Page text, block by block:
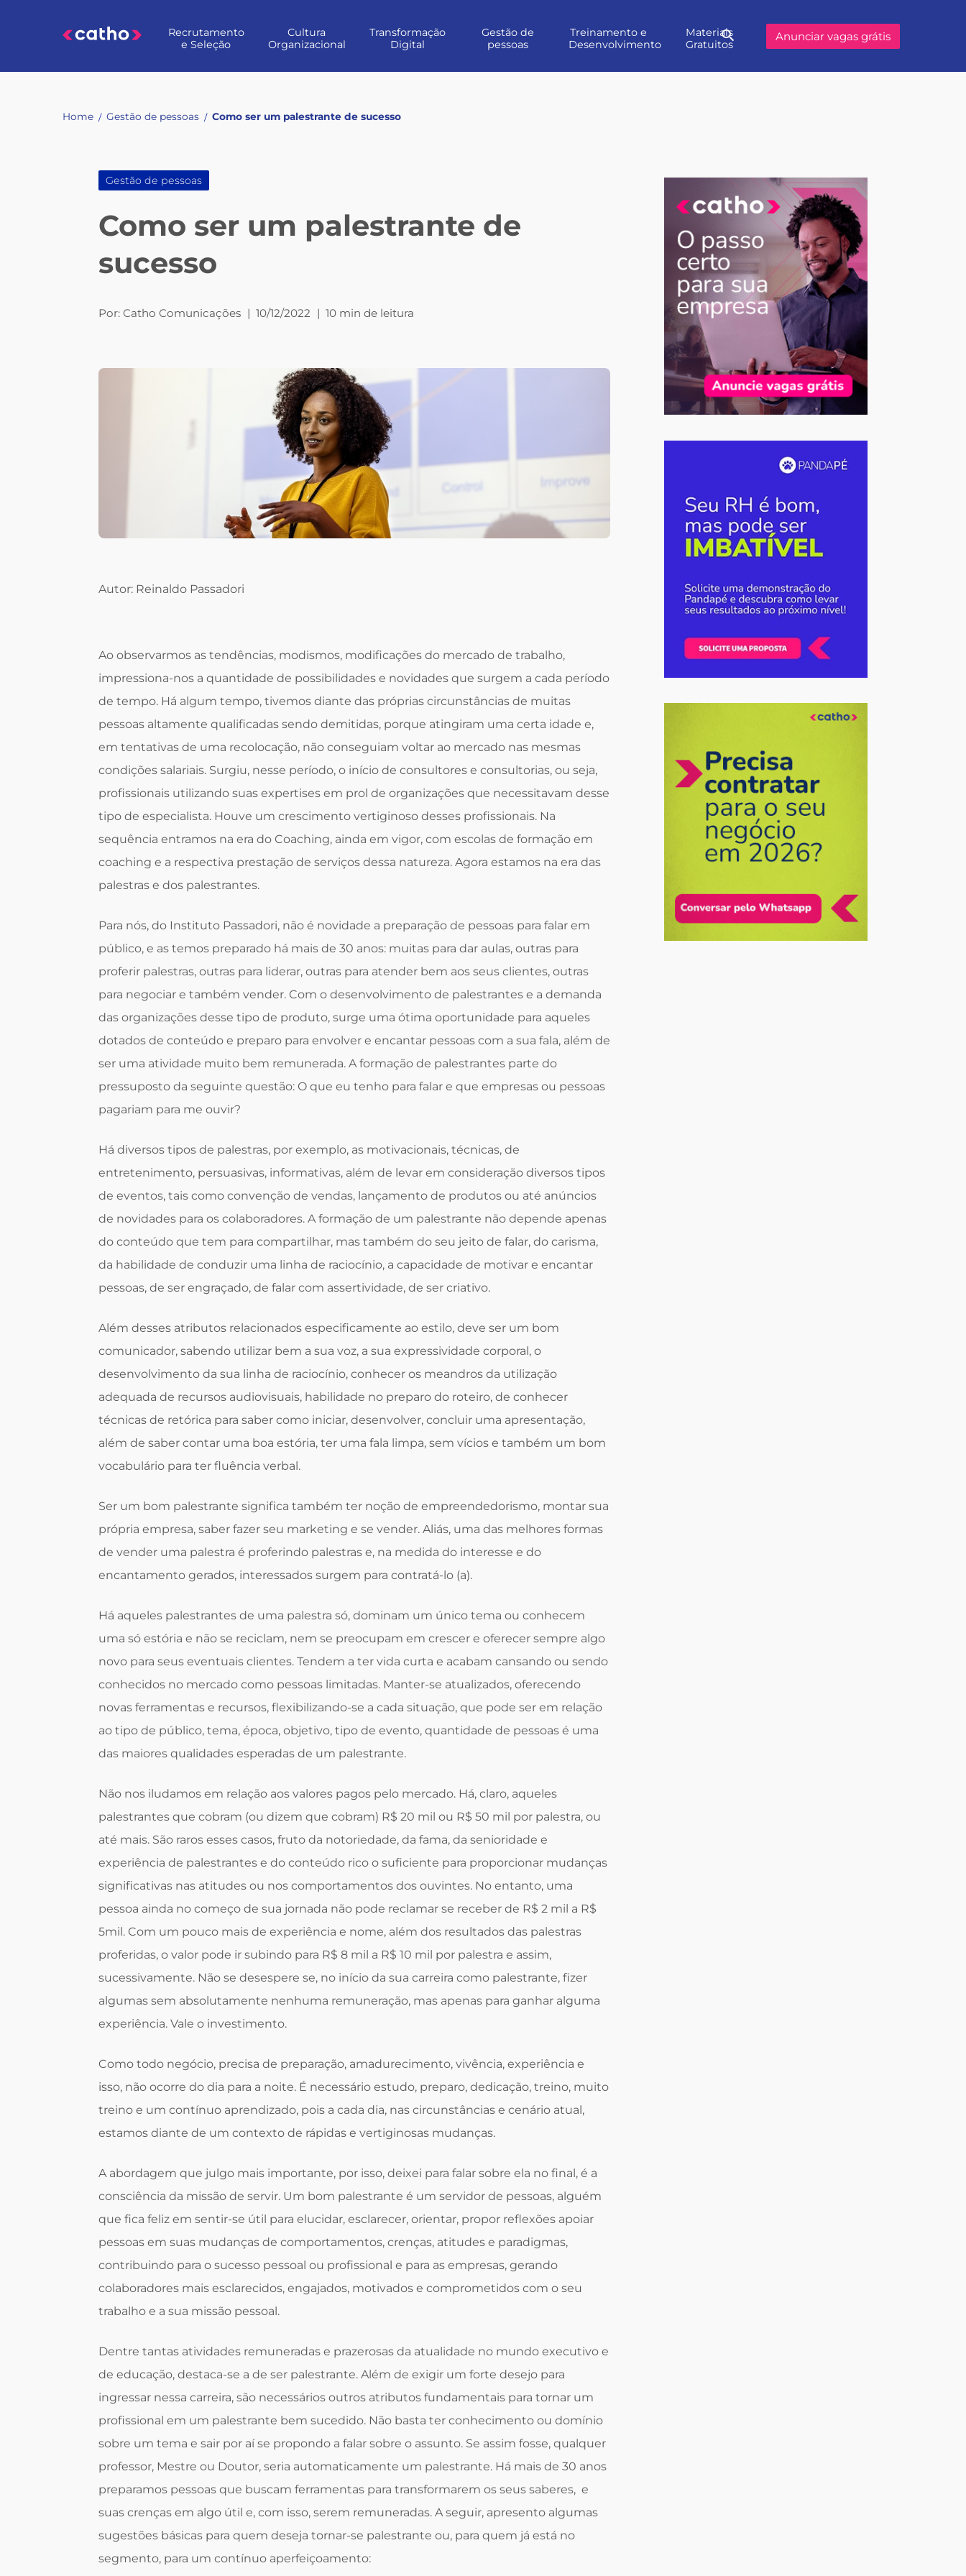
Recrutamento
e Seleção
Cultura
Organizacional
Transformação
Digital
Gestão de
pessoas
Treinamento e
Desenvolvimento
Materiais
Gratuitos
Anunciar vagas grátis
Home / Gestão de pessoas / Como ser um palestrante de sucesso
Gestão de pessoas
Como ser um palestrante de
sucesso
Por: Catho Comunicações | 10/12/2022 | 10 min de leitura
Autor: Reinaldo Passadori
Ao observarmos as tendências, modismos, modificações do mercado de trabalho,
impressiona-nos a quantidade de possibilidades e novidades que surgem a cada período
de tempo. Há algum tempo, tivemos diante das próprias circunstâncias de muitas
pessoas altamente qualificadas sendo demitidas, porque atingiram uma certa idade e,
em tentativas de uma recolocação, não conseguiam voltar ao mercado nas mesmas
condições salariais. Surgiu, nesse período, o início de consultores e consultorias, ou seja,
profissionais utilizando suas expertises em prol de organizações que necessitavam desse
tipo de especialista. Houve um crescimento vertiginoso desses profissionais. Na
sequência entramos na era do Coaching, ainda em vigor, com escolas de formação em
coaching e a respectiva prestação de serviços dessa natureza. Agora estamos na era das
palestras e dos palestrantes.
Para nós, do Instituto Passadori, não é novidade a preparação de pessoas para falar em
público, e as temos preparado há mais de 30 anos: muitas para dar aulas, outras para
proferir palestras, outras para liderar, outras para atender bem aos seus clientes, outras
para negociar e também vender. Com o desenvolvimento de palestrantes e a demanda
das organizações desse tipo de produto, surge uma ótima oportunidade para aqueles
dotados de conteúdo e preparo para envolver e encantar pessoas com a sua fala, além de
ser uma atividade muito bem remunerada. A formação de palestrantes parte do
pressuposto da seguinte questão: O que eu tenho para falar e que empresas ou pessoas
pagariam para me ouvir?
Há diversos tipos de palestras, por exemplo, as motivacionais, técnicas, de
entretenimento, persuasivas, informativas, além de levar em consideração diversos tipos
de eventos, tais como convenção de vendas, lançamento de produtos ou até anúncios
de novidades para os colaboradores. A formação de um palestrante não depende apenas
do conteúdo que tem para compartilhar, mas também do seu jeito de falar, do carisma,
da habilidade de conduzir uma linha de raciocínio, a capacidade de motivar e encantar
pessoas, de ser engraçado, de falar com assertividade, de ser criativo.
Além desses atributos relacionados especificamente ao estilo, deve ser um bom
comunicador, sabendo utilizar bem a sua voz, a sua expressividade corporal, o
desenvolvimento da sua linha de raciocínio, conhecer os meandros da utilização
adequada de recursos audiovisuais, habilidade no preparo do roteiro, de conhecer
técnicas de retórica para saber como iniciar, desenvolver, concluir uma apresentação,
além de saber contar uma boa estória, ter uma fala limpa, sem vícios e também um bom
vocabulário para ter fluência verbal.
Ser um bom palestrante significa também ter noção de empreendedorismo, montar sua
própria empresa, saber fazer seu marketing e se vender. Aliás, uma das melhores formas
de vender uma palestra é proferindo palestras e, na medida do interesse e do
encantamento gerados, interessados surgem para contratá-lo (a).
Há aqueles palestrantes de uma palestra só, dominam um único tema ou conhecem
uma só estória e não se reciclam, nem se preocupam em crescer e oferecer sempre algo
novo para seus eventuais clientes. Tendem a ter vida curta e acabam cansando ou sendo
conhecidos no mercado como pessoas limitadas. Manter-se atualizados, oferecendo
novas ferramentas e recursos, flexibilizando-se a cada situação, que pode ser em relação
ao tipo de público, tema, época, objetivo, tipo de evento, quantidade de pessoas é uma
das maiores qualidades esperadas de um palestrante.
Não nos iludamos em relação aos valores pagos pelo mercado. Há, claro, aqueles
palestrantes que cobram (ou dizem que cobram) R$ 20 mil ou R$ 50 mil por palestra, ou
até mais. São raros esses casos, fruto da notoriedade, da fama, da senioridade e
experiência de palestrantes e do conteúdo rico o suficiente para proporcionar mudanças
significativas nas atitudes ou nos comportamentos dos ouvintes. No entanto, uma
pessoa ainda no começo de sua jornada não pode reclamar se receber de R$ 2 mil a R$
5mil. Com um pouco mais de experiência e nome, além dos resultados das palestras
proferidas, o valor pode ir subindo para R$ 8 mil a R$ 10 mil por palestra e assim,
sucessivamente. Não se desespere se, no início da sua carreira como palestrante, fizer
algumas sem absolutamente nenhuma remuneração, mas apenas para ganhar alguma
experiência. Vale o investimento.
Como todo negócio, precisa de preparação, amadurecimento, vivência, experiência e
isso, não ocorre do dia para a noite. É necessário estudo, preparo, dedicação, treino, muito
treino e um contínuo aprendizado, pois a cada dia, nas circunstâncias e cenário atual,
estamos diante de um contexto de rápidas e vertiginosas mudanças.
A abordagem que julgo mais importante, por isso, deixei para falar sobre ela no final, é a
consciência da missão de servir. Um bom palestrante é um servidor de pessoas, alguém
que fica feliz em sentir-se útil para elucidar, esclarecer, orientar, propor reflexões apoiar
pessoas em suas mudanças de comportamentos, crenças, atitudes e paradigmas,
contribuindo para o sucesso pessoal ou profissional e para as empresas, gerando
colaboradores mais esclarecidos, engajados, motivados e comprometidos com o seu
trabalho e a sua missão pessoal.
Dentre tantas atividades remuneradas e prazerosas da atualidade no mundo executivo e
de educação, destaca-se a de ser palestrante. Além de exigir um forte desejo para
ingressar nessa carreira, são necessários outros atributos fundamentais para tornar um
profissional em um palestrante bem sucedido. Não basta ter conhecimento ou domínio
sobre um tema e sair por aí se propondo a falar sobre o assunto. Se assim fosse, qualquer
professor, Mestre ou Doutor, seria automaticamente um palestrante. Há mais de 30 anos
preparamos pessoas que buscam ferramentas para transformarem os seus saberes, e
suas crenças em algo útil e, com isso, serem remuneradas. A seguir, apresento algumas
sugestões básicas para quem deseja tornar-se palestrante ou, para quem já está no
segmento, para um contínuo aperfeiçoamento: